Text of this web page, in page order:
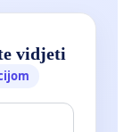
vidjeti